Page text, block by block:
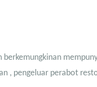
, pengeluar perabot